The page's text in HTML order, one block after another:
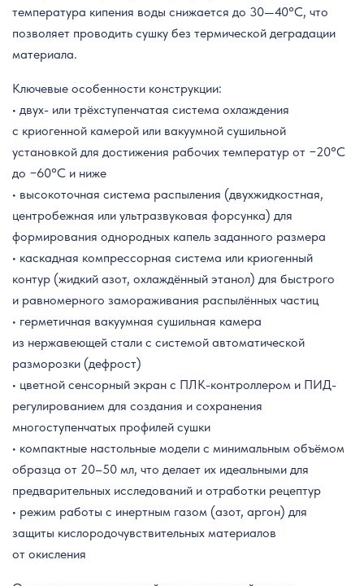
температура кипения воды снижается до 30—40°C, что
позволяет проводить сушку без термической деградации
материала.
Ключевые особенности конструкции:
• двух- или трёхступенчатая система охлаждения
с криогенной камерой или вакуумной сушильной
установкой для достижения рабочих температур от −20°C
до −60°C и ниже
• высокоточная система распыления (двухжидкостная,
центробежная или ультразвуковая форсунка) для
формирования однородных капель заданного размера
• каскадная компрессорная система или криогенный
контур (жидкий азот, охлаждённый этанол) для быстрого
и равномерного замораживания распылённых частиц
• герметичная вакуумная сушильная камера
из нержавеющей стали с системой автоматической
разморозки (дефрост)
• цветной сенсорный экран с ПЛК-контроллером и ПИД-
регулированием для создания и сохранения
многоступенчатых профилей сушки
• компактные настольные модели с минимальным объёмом
образца от 20–50 мл, что делает их идеальными для
предварительных исследований и отработки рецептур
• режим работы с инертным газом (азот, аргон) для
защиты кислородочувствительных материалов
от окисления